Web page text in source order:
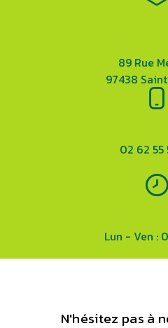
89 Rue
97438
02 62 55
Lun - Ven :
N'hésitez pas à